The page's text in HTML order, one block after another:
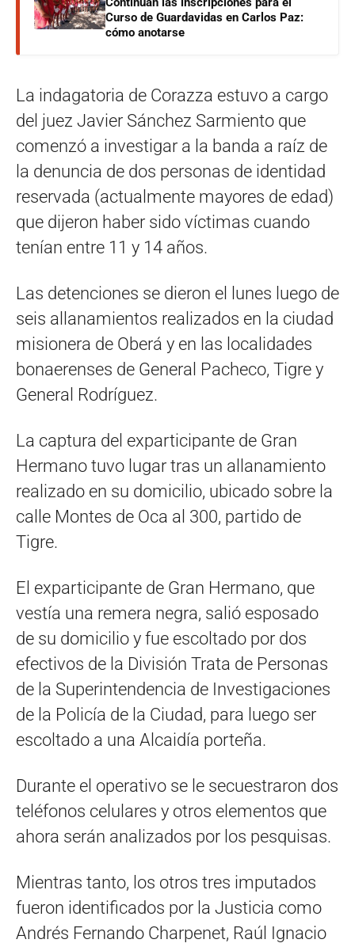
Curso de Guardavidas en Carlos Paz:
cómo anotarse
La indagatoria de Corazza estuvo a cargo
del juez Javier Sánchez Sarmiento que
comenzó a investigar a la banda a raíz de
la denuncia de dos personas de identidad
reservada (actualmente mayores de edad)
que dijeron haber sido víctimas cuando
tenían entre 11 y 14 años.
Las detenciones se dieron el lunes luego de
seis allanamientos realizados en la ciudad
misionera de Oberá y en las localidades
bonaerenses de General Pacheco, Tigre y
General Rodríguez.
La captura del exparticipante de Gran
Hermano tuvo lugar tras un allanamiento
realizado en su domicilio, ubicado sobre la
calle Montes de Oca al 300, partido de
Tigre.
El exparticipante de Gran Hermano, que
vestía una remera negra, salió esposado
de su domicilio y fue escoltado por dos
efectivos de la División Trata de Personas
de la Superintendencia de Investigaciones
de la Policía de la Ciudad, para luego ser
escoltado a una Alcaidía porteña.
Durante el operativo se le secuestraron dos
teléfonos celulares y otros elementos que
ahora serán analizados por los pesquisas.
Mientras tanto, los otros tres imputados
fueron identificados por la Justicia como
Andrés Fernando Charpenet, Raúl Ignacio